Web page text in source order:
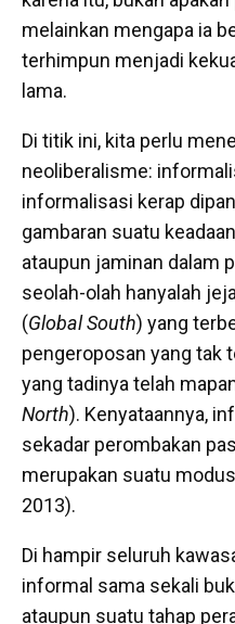
melainkan mengapa ia
terhimpun menjadi
lama.
Di titik ini, kita perlu
neoliberalisme:
informalisasi kerap
gambaran suatu
ataupun jaminan dalam
seolah-olah hanyalah
(Global South) yang
pengeroposan yang tak
yang tadinya telah
North). Kenyataannya,
sekadar perombakan
merupakan suatu
2013).
Di hampir seluruh
informal sama sekali
ataupun suatu tahap